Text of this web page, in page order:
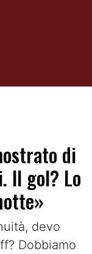
di
Il gol? Lo
devo
Dobbiamo